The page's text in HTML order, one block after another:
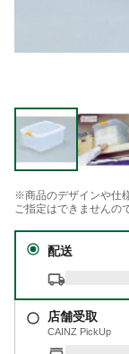
※商品のデザインや仕
ご指定はできませんの
配送
店舗受取
CAINZ PickUp